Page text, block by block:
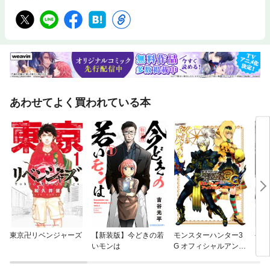
あわせてよく買われている本
東京卍リベンジャーズ
【新装版】今どきの若
いモンは
モンスターハンター3
G オフィシャルアンソ
今